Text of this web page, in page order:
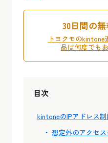
30日間の
トヨクモのkintone
品は何度でも
目次
kintoneのIPアドレス
想定外のアクセ